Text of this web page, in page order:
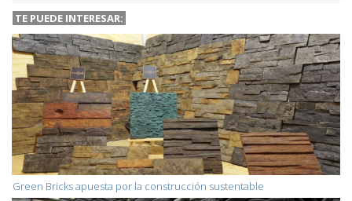
TE PUEDE INTERESAR:
Green Bricks apuesta por la construcción sustentable